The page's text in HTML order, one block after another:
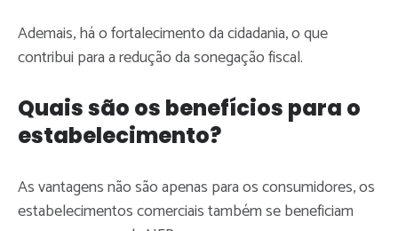
Ademais, há o fortalecimento da cidadania, o que
contribui para a redução da sonegação fiscal.
Quais são os benefícios para o
estabelecimento?
As vantagens não são apenas para os consumidores, os
estabelecimentos comerciais também se beneficiam